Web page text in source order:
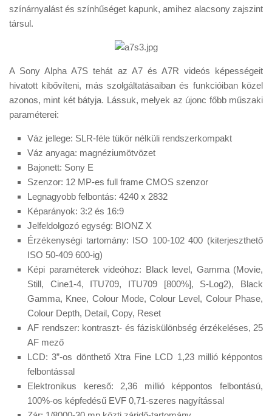
színárnyalást és színhűséget kapunk, amihez alacsony zajszint
társul.
A Sony Alpha A7S tehát az A7 és A7R videós képességeit
hivatott kibővíteni, más szolgáltatásaiban és funkcióiban közel
azonos, mint két bátyja. Lássuk, melyek az újonc főbb műszaki
paraméterei:
Váz jellege: SLR-féle tükör nélküli rendszerkompakt
Váz anyaga: magnéziumötvözet
Bajonett: Sony E
Szenzor: 12 MP-es full frame CMOS szenzor
Legnagyobb felbontás: 4240 x 2832
Képarányok: 3:2 és 16:9
Jelfeldolgozó egység: BIONZ X
Érzékenységi tartomány: ISO 100-102 400 (kiterjeszthető
ISO 50-409 600-ig)
Képi paraméterek videóhoz: Black level, Gamma (Movie,
Still, Cine1-4, ITU709, ITU709 [800%], S-Log2), Black
Gamma, Knee, Colour Mode, Colour Level, Colour Phase,
Colour Depth, Detail, Copy, Reset
AF rendszer: kontraszt- és fáziskülönbség érzékeléses, 25
AF mező
LCD: 3”-os dönthető Xtra Fine LCD 1,23 millió képpontos
felbontással
Elektronikus kereső: 2,36 millió képpontos felbontású,
100%-os képfedésű EVF 0,71-szeres nagyítással